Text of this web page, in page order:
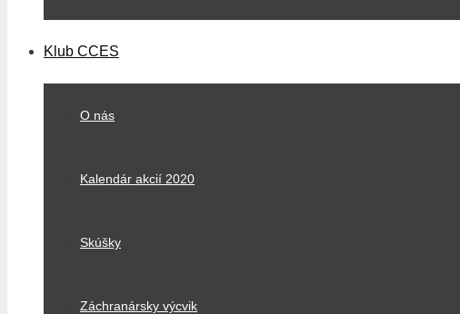
Klub CCES
O nás
Kalendár akcií 2020
Skúšky
Záchranársky výcvik